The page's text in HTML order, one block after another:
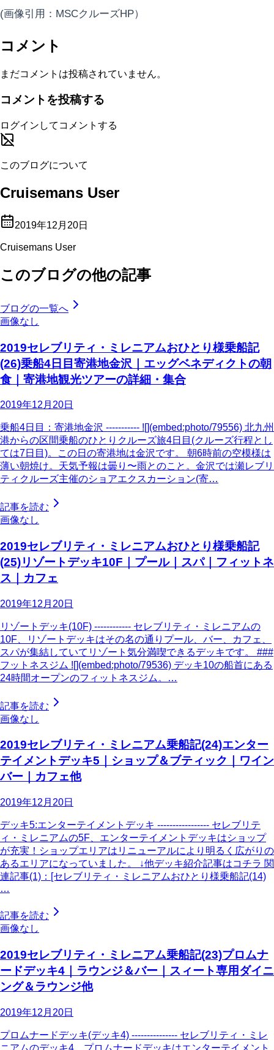
(画像引用：MSCクルーズHP）
コメント
まだコメントは投稿されていません。
コメントを投稿する
ログインしてコメントする
このブログについて
Cruisemans User
2019年12月20日
Cruisemans User
このブログの他の記事
ブログの一覧へ
画像なし
2019セレブリティ・ミレニアムおひとり様乗船記
(26)乗船4日目寄港地金沢｜エッグベネディクトの朝
食｜寄港地観光ツアーの詳細・集合
2019年12月20日
乗船4日目：寄港地金沢 ----------- ![](embed:photo/79556) 北九州
港からの区間乗船のひとりクルーズ旅4日目(クルーズ行程とし
ては7日目)。この日の寄港地は金沢です。 朝6時前の空模様は
薄い朝焼け。天気予報は曇り〜雨とのこと。金沢では瀬レブリ
ティクルーズ主催のショアエクスカーション(寄…
記事を読む
画像なし
2019セレブリティ・ミレニアムおひとり様乗船記
(25)リゾートデッキ10F｜プール｜スパ｜フィットネ
ス｜カフェ
2019年12月20日
リゾートデッキ(10F) ------------ セレブリティ・ミレニアムの
10F、リゾートデッキはその名の通りプール、バー、カフェ、
スパが集結していてリゾート気分満喫できるデッキです。 ###
フットネスジム ![](embed:photo/79536) デッキ10の船首にある
24時間オープンのフィットネスジム。…
記事を読む
画像なし
2019セレブリティ・ミレニアム乗船記(24)エンター
テイメントデッキ5｜ショップ＆ブティック｜ワイン
バー｜カフェ他
2019年12月20日
デッキ5:エンターテイメントデッキ ----------------- セレブリテ
ィ・ミレニアムの5F、エンターテイメントデッキはショップ
が充実！ショップエリアはリニューアルにより明るく広がりの
あるエリアになっていました。 ↓他デッキ紹介記事はコチラ 関
連記事(1)：[セレブリティ・ミレニアムおひとり様乗船記(14)
…
記事を読む
画像なし
2019セレブリティ・ミレニアム乗船記(23)プロムナ
ードデッキ4｜ラウンジ＆バー｜スィート専用ダイニ
ング＆ラウンジ他
2019年12月20日
プロムナードデッキ(デッキ4) --------------- セレブリティ・ミレ
ニアムのデッキ4、プロムナードデッキはエンターテイメント